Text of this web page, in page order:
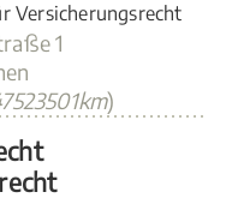
Versicherungsrecht
1
)